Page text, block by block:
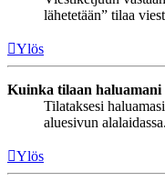
lähetetään” tilaa
Ylös
Kuinka tilaan haluamani
Tilataksesi
aluesivun alalaidassa.
Ylös